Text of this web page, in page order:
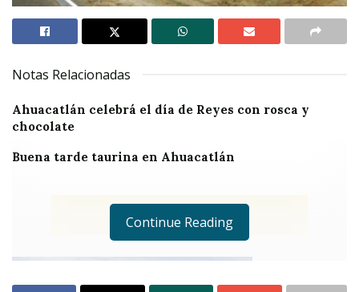
Notas Relacionadas
Ahuacatlán celebrá el día de Reyes con rosca y
chocolate
Buena tarde taurina en Ahuacatlán
Continue Reading